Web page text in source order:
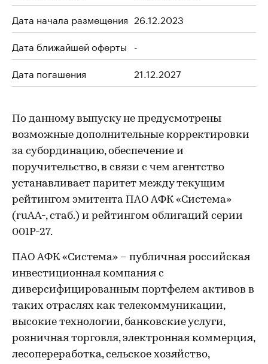
Дата начала размещения 26.12.2023
Дата ближайшей оферты -
Дата погашения
21.12.2027
По данному выпуску не предусмотрены
возможные дополнительные корректировки
за субординацию, обеспечение и
поручительство, в связи с чем агентство
устанавливает паритет между текущим
рейтингом эмитента ПАО АФК «Система»
(ruAA-, стаб.) и рейтингом облигаций серии
001Р-27.
ПАО АФК «Система» – публичная российская
инвестиционная компания с
диверсифицированным портфелем активов в
таких отраслях как телекоммуникации,
высокие технологии, банковские услуги,
розничная торговля, электронная коммерция,
лесопереработка, сельское хозяйство,